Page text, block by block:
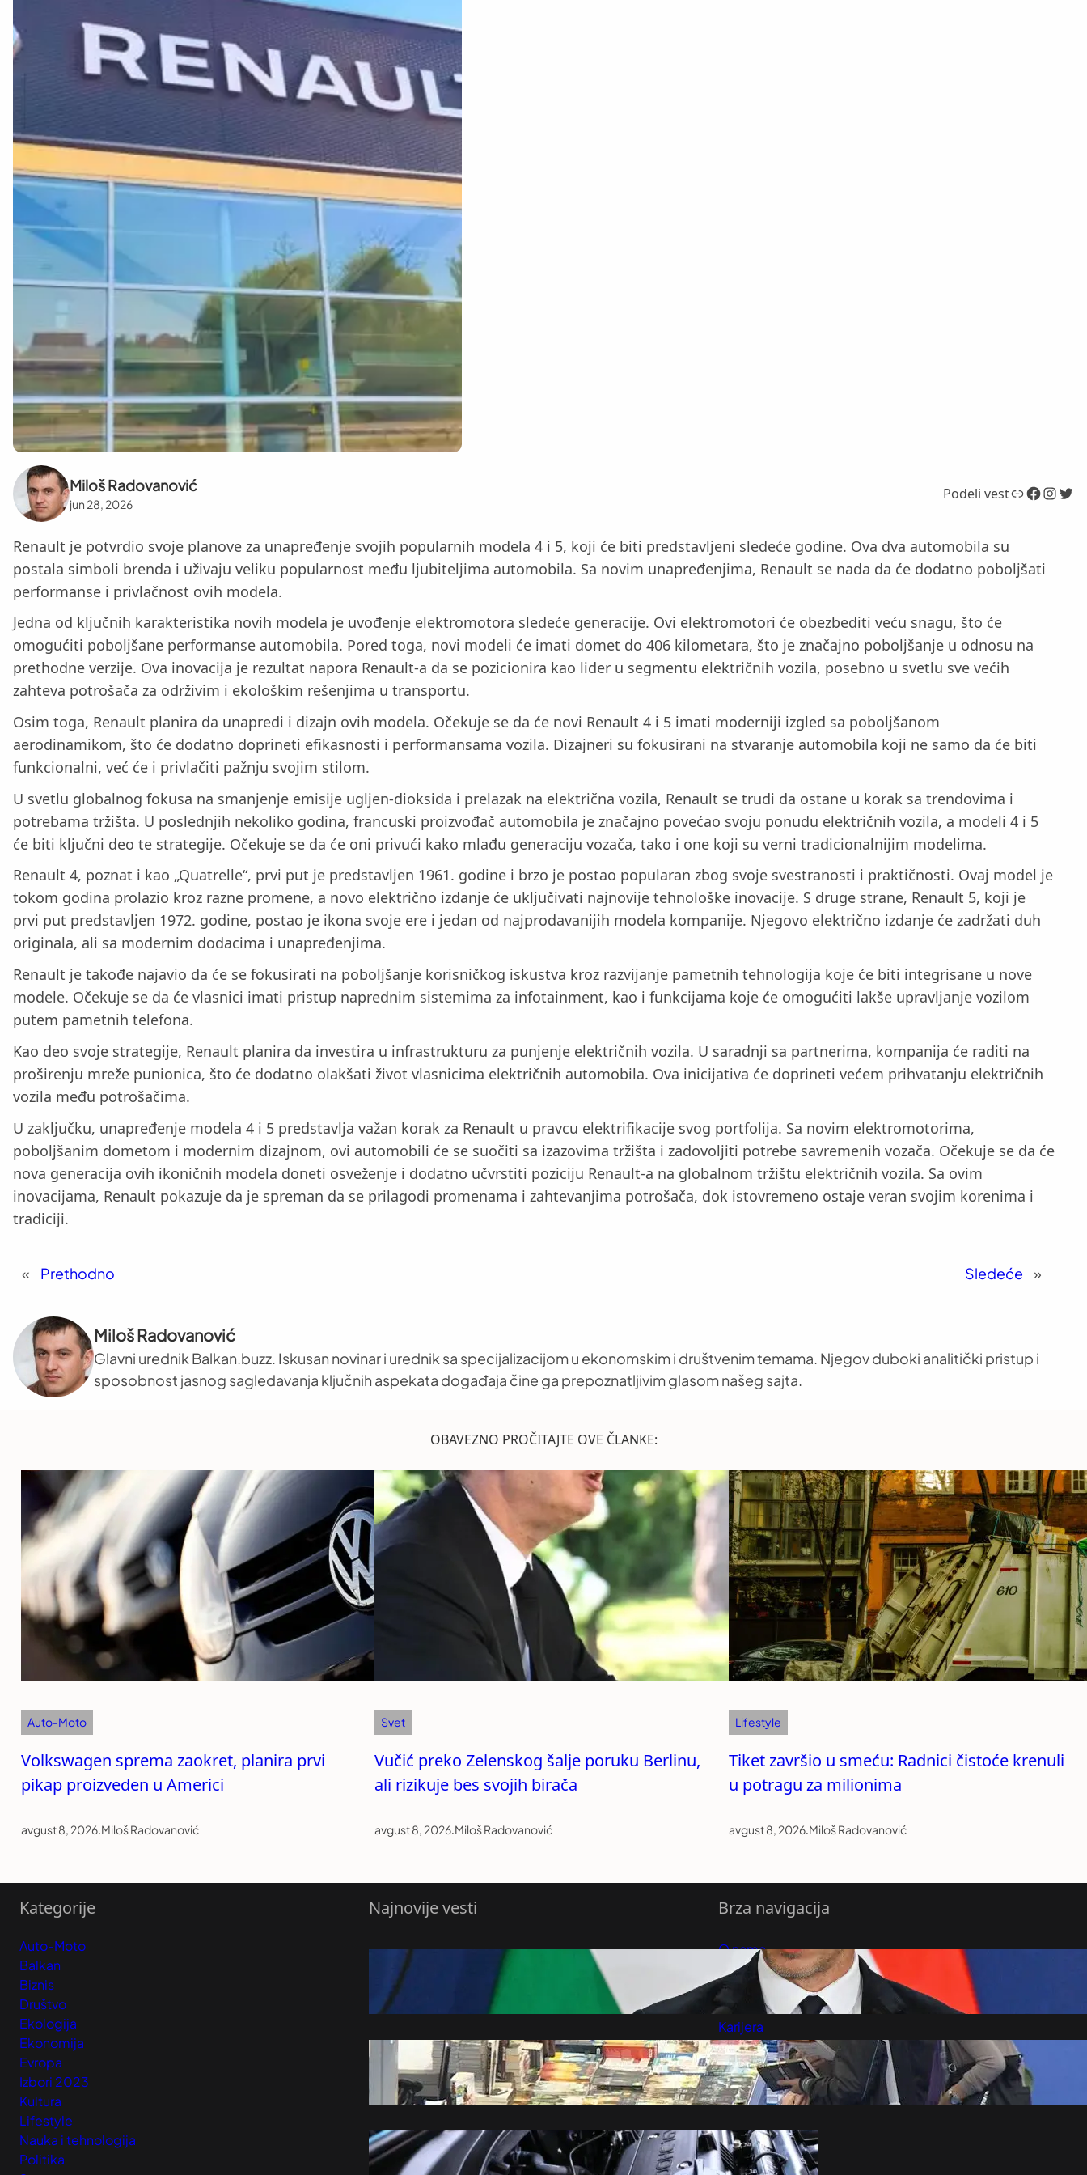
Miloš Radovanović
jun 28, 2026
Podeli vestLink Facebook InstagramTwitter
Renault je potvrdio svoje planove za unapređenje svojih popularnih modela 4 i 5, koji će biti predstavljeni sledeće godine. Ova dva automobila su
postala simboli brenda i uživaju veliku popularnost među ljubiteljima automobila. Sa novim unapređenjima, Renault se nada da će dodatno poboljšati
performanse i privlačnost ovih modela.
Jedna od ključnih karakteristika novih modela je uvođenje elektromotora sledeće generacije. Ovi elektromotori će obezbediti veću snagu, što će
omogućiti poboljšane performanse automobila. Pored toga, novi modeli će imati domet do 406 kilometara, što je značajno poboljšanje u odnosu na
prethodne verzije. Ova inovacija je rezultat napora Renault-a da se pozicionira kao lider u segmentu električnih vozila, posebno u svetlu sve većih
zahteva potrošača za održivim i ekološkim rešenjima u transportu.
Osim toga, Renault planira da unapredi i dizajn ovih modela. Očekuje se da će novi Renault 4 i 5 imati moderniji izgled sa poboljšanom
aerodinamikom, što će dodatno doprineti efikasnosti i performansama vozila. Dizajneri su fokusirani na stvaranje automobila koji ne samo da će biti
funkcionalni, već će i privlačiti pažnju svojim stilom.
U svetlu globalnog fokusa na smanjenje emisije ugljen-dioksida i prelazak na električna vozila, Renault se trudi da ostane u korak sa trendovima i
potrebama tržišta. U poslednjih nekoliko godina, francuski proizvođač automobila je značajno povećao svoju ponudu električnih vozila, a modeli 4 i 5
će biti ključni deo te strategije. Očekuje se da će oni privući kako mlađu generaciju vozača, tako i one koji su verni tradicionalnijim modelima.
Renault 4, poznat i kao „Quatrelle“, prvi put je predstavljen 1961. godine i brzo je postao popularan zbog svoje svestranosti i praktičnosti. Ovaj model je
tokom godina prolazio kroz razne promene, a novo električno izdanje će uključivati najnovije tehnološke inovacije. S druge strane, Renault 5, koji je
prvi put predstavljen 1972. godine, postao je ikona svoje ere i jedan od najprodavanijih modela kompanije. Njegovo električno izdanje će zadržati duh
originala, ali sa modernim dodacima i unapređenjima.
Renault je takođe najavio da će se fokusirati na poboljšanje korisničkog iskustva kroz razvijanje pametnih tehnologija koje će biti integrisane u nove
modele. Očekuje se da će vlasnici imati pristup naprednim sistemima za infotainment, kao i funkcijama koje će omogućiti lakše upravljanje vozilom
putem pametnih telefona.
Kao deo svoje strategije, Renault planira da investira u infrastrukturu za punjenje električnih vozila. U saradnji sa partnerima, kompanija će raditi na
proširenju mreže punionica, što će dodatno olakšati život vlasnicima električnih automobila. Ova inicijativa će doprineti većem prihvatanju električnih
vozila među potrošačima.
U zaključku, unapređenje modela 4 i 5 predstavlja važan korak za Renault u pravcu elektrifikacije svog portfolija. Sa novim elektromotorima,
poboljšanim dometom i modernim dizajnom, ovi automobili će se suočiti sa izazovima tržišta i zadovoljiti potrebe savremenih vozača. Očekuje se da će
nova generacija ovih ikoničnih modela doneti osveženje i dodatno učvrstiti poziciju Renault-a na globalnom tržištu električnih vozila. Sa ovim
inovacijama, Renault pokazuje da je spreman da se prilagodi promenama i zahtevanjima potrošača, dok istovremeno ostaje veran svojim korenima i
tradiciji.
« Prethodno Sledeće »
Miloš Radovanović
Glavni urednik Balkan.buzz. Iskusan novinar i urednik sa specijalizacijom u ekonomskim i društvenim temama. Njegov duboki analitički pristup i
sposobnost jasnog sagledavanja ključnih aspekata događaja čine ga prepoznatljivim glasom našeg sajta.
OBAVEZNO PROČITAJTE OVE ČLANKE:
Auto-Moto
Volkswagen sprema zaokret, planira prvi
pikap proizveden u Americi
avgust 8, 2026.Miloš Radovanović
Svet
Vučić preko Zelenskog šalje poruku Berlinu,
ali rizikuje bes svojih birača
avgust 8, 2026.Miloš Radovanović
Lifestyle
Tiket završio u smeću: Radnici čistoće krenuli
u potragu za milionima
avgust 8, 2026.Miloš Radovanović
Kategorije
Auto-Moto
Balkan
Biznis
Društvo
Ekologija
Ekonomija
Evropa
Izbori 2023
Kultura
Lifestyle
Nauka i tehnologija
Politika
Najnovije vesti
Peter Mađar zahvalio Mađarima na
štednji električne energije
avgust 8, 2026
Vlasnik „Lagune“ potrvdio za N1 da neće
učestvovati na Beogradskom sajmu
knjiga – Vesti iz Srbije, regiona i sveta
avgust 8, 2026
Motor radio gotovo godinu dana bez
gašenja, mehaničar ostao šokiran
Brza navigacija
O nama
Predloži Vest
Pretplatite se na vesti
Karijera
Marketing
Kontakt